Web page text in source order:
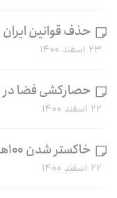
حذف قوانین
۲۳ اسفند ۱۴۰۰
حصارکشی فضا در
۲۲ اسفند ۱۴۰۰
خاکستر شدن ۱۰۰هزار هکتار جنگل و مرتع طی ۵ سال
۲۲ اسفند ۱۴۰۰